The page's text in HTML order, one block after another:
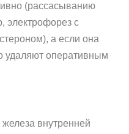
(рассасыванию
электрофорез с
а если она
удаляют оперативным
внутренней